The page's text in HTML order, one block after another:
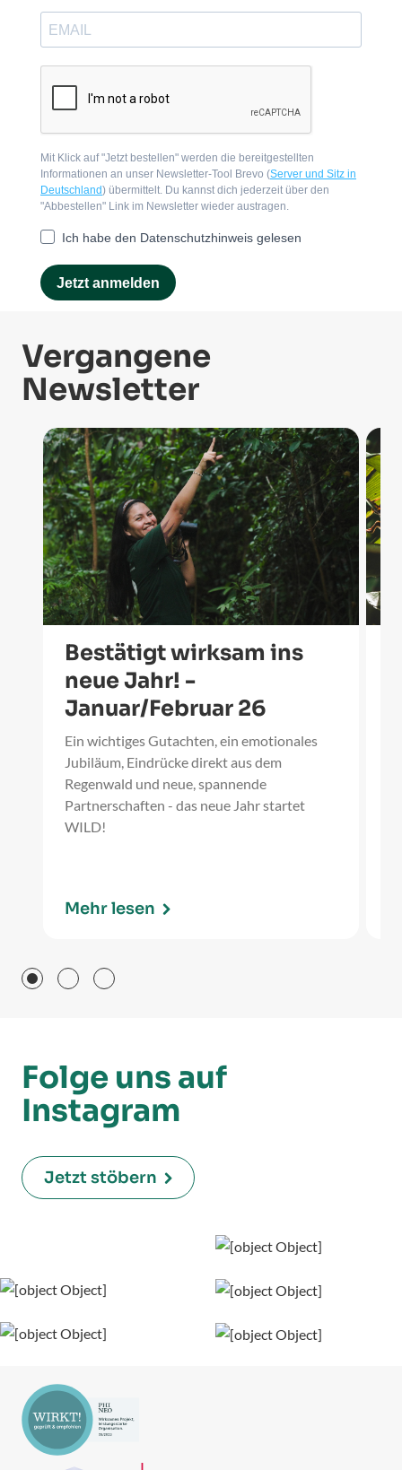
Vergangene
Newsletter
Bestätigt wirksam ins
neue Jahr! -
Januar/Februar 26
Ein wichtiges Gutachten, ein emotionales
Jubiläum, Eindrücke direkt aus dem
Regenwald und neue, spannende
Partnerschaften - das neue Jahr startet
WILD!
Mehr lesen
Folge uns auf
Instagram
Jetzt stöbern